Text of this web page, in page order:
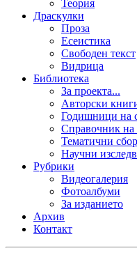
Теория
Драскулки
Проза
Есеистика
Свободен текст
Видрица
Библиотека
За проекта...
Авторски
Годишници на
Справочник на
Тематични
Научни
Рубрики
Видеогалерия
Фотоалбуми
За изданието
Архив
Контакт